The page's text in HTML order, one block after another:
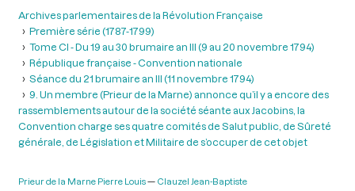
Archives parlementaires de la Révolution Française
Première série (1787-1799)
Tome CI - Du 19 au 30 brumaire an III (9 au 20 novembre 1794)
République française - Convention nationale
Séance du 21 brumaire an III (11 novembre 1794)
9. Un membre (Prieur de la Marne) annonce qu’il y a encore des
rassemblements autour de la société séante aux Jacobins, la
Convention charge ses quatre comités de Salut public, de Sûreté
générale, de Législation et Militaire de s’occuper de cet objet
Prieur de la Marne Pierre Louis Clauzel Jean-Baptiste